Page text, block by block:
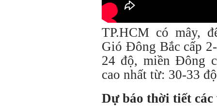
TP.HCM có mây,
Gió Đông Bắc cấp
24 độ, miền Đông
cao nhất từ: 30-33
Dự báo thời tiết